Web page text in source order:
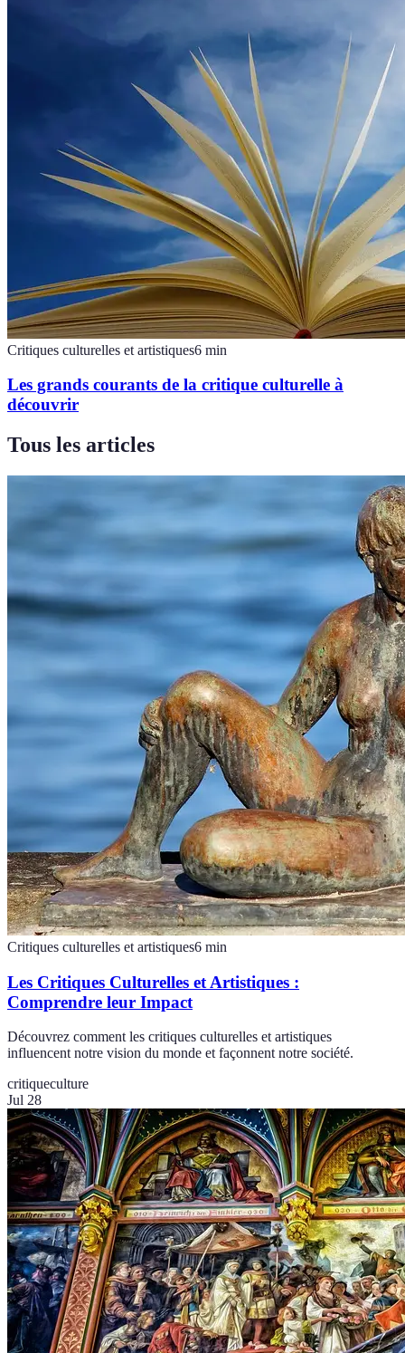
Critiques culturelles et artistiques6 min
Les grands courants de la critique culturelle à
découvrir
Tous les articles
Critiques culturelles et artistiques6 min
Les Critiques Culturelles et Artistiques :
Comprendre leur Impact
Découvrez comment les critiques culturelles et artistiques
influencent notre vision du monde et façonnent notre société.
critiqueculture
Jul 28